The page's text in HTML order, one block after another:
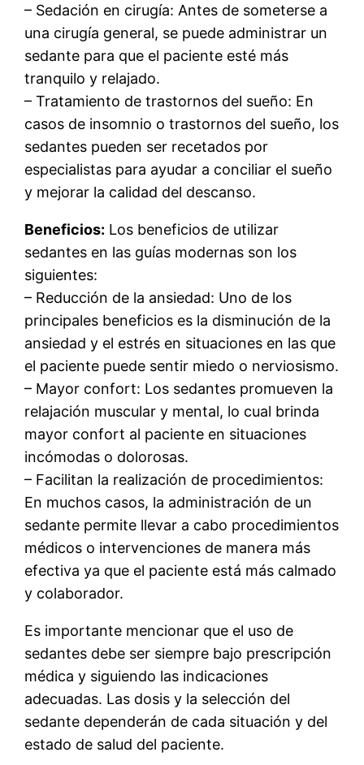
– Sedación en cirugía: Antes de someterse a
una cirugía general, se puede administrar un
sedante para que el paciente esté más
tranquilo y relajado.
– Tratamiento de trastornos del sueño: En
casos de insomnio o trastornos del sueño, los
sedantes pueden ser recetados por
especialistas para ayudar a conciliar el sueño
y mejorar la calidad del descanso.
Beneficios: Los beneficios de utilizar
sedantes en las guías modernas son los
siguientes:
– Reducción de la ansiedad: Uno de los
principales beneficios es la disminución de la
ansiedad y el estrés en situaciones en las que
el paciente puede sentir miedo o nerviosismo.
– Mayor confort: Los sedantes promueven la
relajación muscular y mental, lo cual brinda
mayor confort al paciente en situaciones
incómodas o dolorosas.
– Facilitan la realización de procedimientos:
En muchos casos, la administración de un
sedante permite llevar a cabo procedimientos
médicos o intervenciones de manera más
efectiva ya que el paciente está más calmado
y colaborador.
Es importante mencionar que el uso de
sedantes debe ser siempre bajo prescripción
médica y siguiendo las indicaciones
adecuadas. Las dosis y la selección del
sedante dependerán de cada situación y del
estado de salud del paciente.